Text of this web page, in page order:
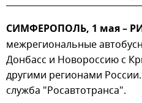
СИМФЕРОПОЛЬ, 1 мая –
межрегиональные
Донбасс и Новороссию с
другими регионами
служба "Росавтотранса".